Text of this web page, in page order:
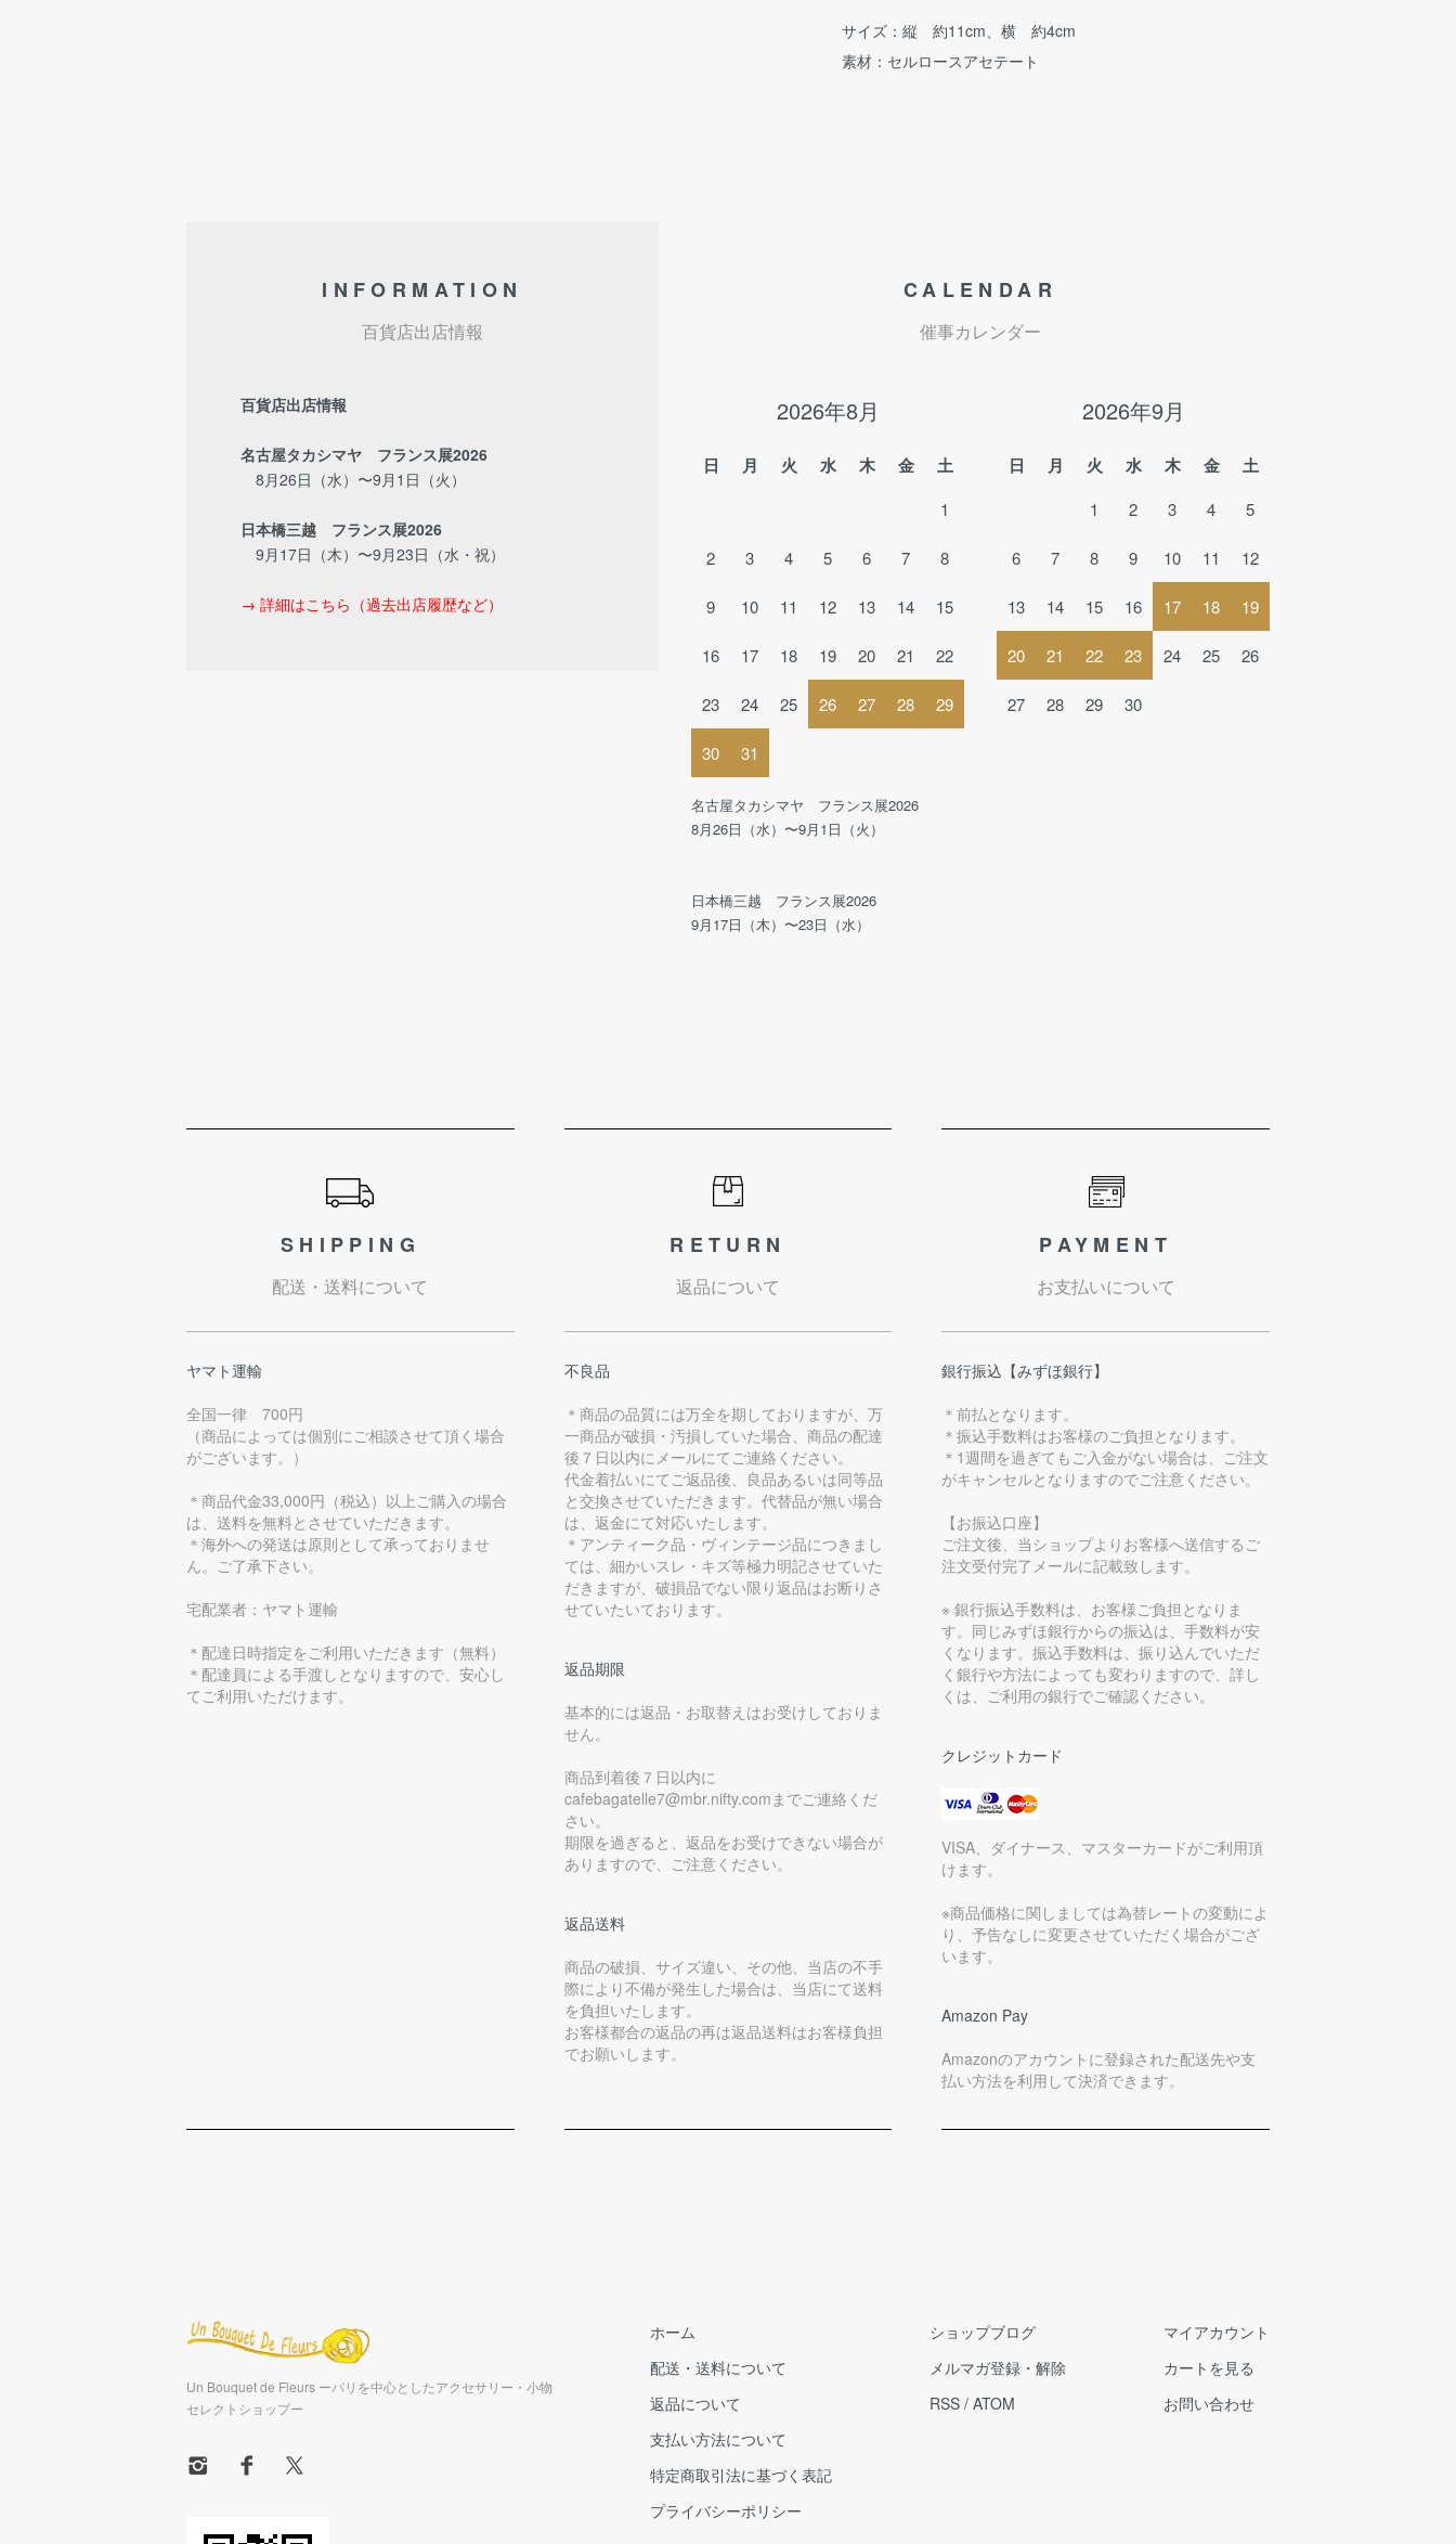
サイズ：縦 約11cm、横 約4cm
素材：セルロースアセテート
INFORMATION
百貨店出店情報
百貨店出店情報
名古屋タカシマヤ フランス展2026
8月26日（水）〜9月1日（火）
日本橋三越 フランス展2026
9月17日（木）〜9月23日（水・祝）
→ 詳細はこちら（過去出店履歴など）
CALENDAR
催事カレンダー
2026年8月
日 月 火 水 木 金 土
1
2 3 4 5 6 7 8
9 10 11 12 13 14 15
16 17 18 19 20 21 22
23 24 25 26 27 28 29
30 31
2026年9月
日 月 火 水 木 金 土
1 2 3 4 5
6 7 8 9 10 11 12
13 14 15 16 17 18 19
20 21 22 23 24 25 26
27 28 29 30
名古屋タカシマヤ フランス展2026
8月26日（水）〜9月1日（火）
日本橋三越 フランス展2026
9月17日（木）〜23日（水）
SHIPPING
配送・送料について
ヤマト運輸
全国一律 700円
（商品によっては個別にご相談させて頂く場合
がございます。）
＊商品代金33,000円（税込）以上ご購入の場合
は、送料を無料とさせていただきます。
＊海外への発送は原則として承っておりませ
ん。ご了承下さい。
宅配業者：ヤマト運輸
＊配達日時指定をご利用いただきます（無料）
＊配達員による手渡しとなりますので、安心し
てご利用いただけます。
RETURN
返品について
不良品
＊商品の品質には万全を期しておりますが、万
一商品が破損・汚損していた場合、商品の配達
後７日以内にメールにてご連絡ください。
代金着払いにてご返品後、良品あるいは同等品
と交換させていただきます。代替品が無い場合
は、返金にて対応いたします。
＊アンティーク品・ヴィンテージ品につきまし
ては、細かいスレ・キズ等極力明記させていた
だきますが、破損品でない限り返品はお断りさ
せていたいております。
返品期限
基本的には返品・お取替えはお受けしておりま
せん。
商品到着後７日以内に
cafebagatelle7@mbr.nifty.comまでご連絡くだ
さい。
期限を過ぎると、返品をお受けできない場合が
ありますので、ご注意ください。
返品送料
商品の破損、サイズ違い、その他、当店の不手
際により不備が発生した場合は、当店にて送料
を負担いたします。
お客様都合の返品の再は返品送料はお客様負担
でお願いします。
PAYMENT
お支払いについて
銀行振込【みずほ銀行】
＊前払となります。
＊振込手数料はお客様のご負担となります。
＊1週間を過ぎてもご入金がない場合は、ご注文
がキャンセルとなりますのでご注意ください。
【お振込口座】
ご注文後、当ショップよりお客様へ送信するご
注文受付完了メールに記載致します。
※ 銀行振込手数料は、お客様ご負担となりま
す。同じみずほ銀行からの振込は、手数料が安
くなります。振込手数料は、振り込んでいただ
く銀行や方法によっても変わりますので、詳し
くは、ご利用の銀行でご確認ください。
クレジットカード
VISA、ダイナース、マスターカードがご利用頂
けます。
※商品価格に関しましては為替レートの変動によ
り、予告なしに変更させていただく場合がござ
います。
Amazon Pay
Amazonのアカウントに登録された配送先や支
払い方法を利用して決済できます。
Un Bouquet de Fleurs ーパリを中心としたアクセサリー・小物
セレクトショップー
ホーム
配送・送料について
返品について
支払い方法について
特定商取引法に基づく表記
プライバシーポリシー
ショップブログ
メルマガ登録・解除
RSS / ATOM
マイアカウント
カートを見る
お問い合わせ